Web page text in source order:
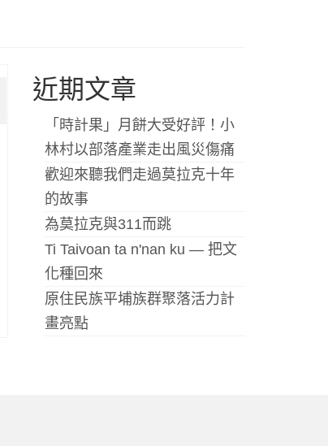
近期文章
「時計果」月餅大受好評！小
林村以部落產業走出風災傷痛
歡迎來聽我們走過莫拉克十年
的故事
為莫拉克與311而跳
Ti Taivoan ta n'nan ku — 把文
化種回來
原住民族平埔族群聚落活力計
畫亮點